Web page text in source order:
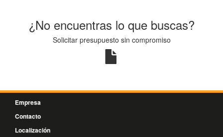
¿No encuentras lo que buscas?
Solicitar presupuesto sin compromiso
Empresa
Contacto
Localización